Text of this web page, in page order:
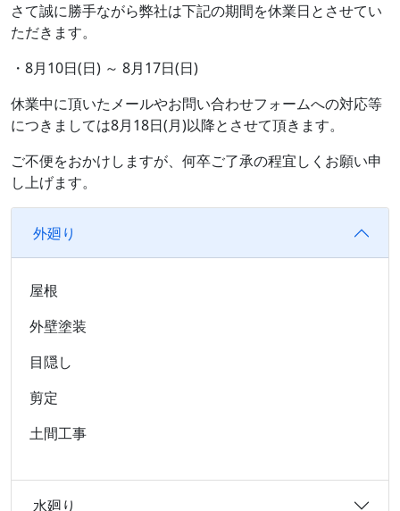
さて誠に勝手ながら弊社は下記の期間を休業日とさせてい
ただきます。
・8月10日(日) ～ 8月17日(日)
休業中に頂いたメールやお問い合わせフォームへの対応等
につきましては8月18日(月)以降とさせて頂きます。
ご不便をおかけしますが、何卒ご了承の程宜しくお願い申
し上げます。
外廻り
屋根
外壁塗装
目隠し
剪定
土間工事
水廻り